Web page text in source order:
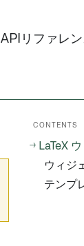
APIリファレ
CONTENTS
LaTeX
ウィジ
テンプ